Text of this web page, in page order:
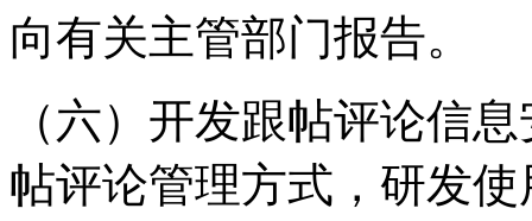
向有关主管部门报告。
（六）开发跟帖评论信
帖评论管理方式，研发